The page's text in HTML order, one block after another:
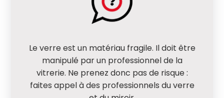
Le verre est un matériau fragile. Il doit être
manipulé par un professionnel de la
vitrerie. Ne prenez donc pas de risque :
faites appel à des professionnels du verre